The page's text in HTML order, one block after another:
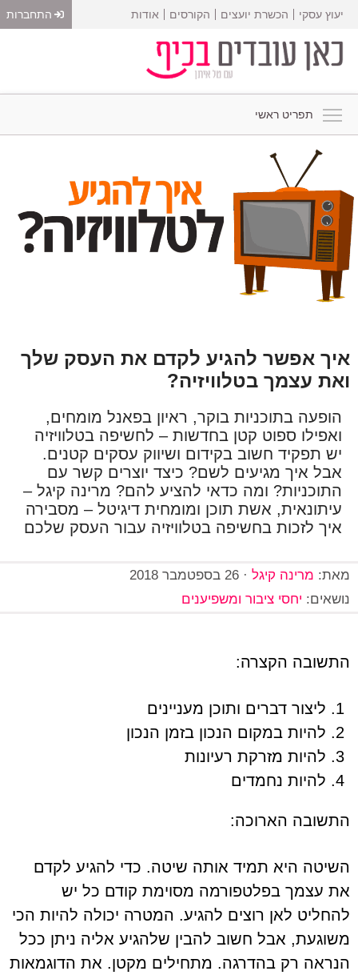
יעוץ עסקי הכשרת יועצים הקורסים אודות התחברות
תפריט ראשי
איך אפשר להגיע לקדם את העסק שלך
ואת עצמך בטלוויזיה?
הופעה בתוכניות בוקר, ראיון בפאנל מומחים,
ואפילו ספוט קטן בחדשות – לחשיפה בטלוויזיה
יש תפקיד חשוב בקידום ושיווק עסקים קטנים.
אבל איך מגיעים לשם? כיצד יוצרים קשר עם
התוכניות? ומה כדאי להציע להם? מרינה קיגל –
עיתונאית, אשת תוכן ומומחית דיגיטל – מסבירה
איך לזכות בחשיפה בטלוויזיה עבור העסק שלכם
מאת: מרינה קיגל· 26 בספטמבר 2018
נושאים: יחסי ציבור ומשפיענים
התשובה הקצרה:
ליצור דברים ותוכן מעניינים
להיות במקום הנכון בזמן הנכון
להיות מזרקת רעיונות
להיות נחמדים
התשובה הארוכה:
השיטה היא תמיד אותה שיטה. כדי להגיע לקדם
את עצמך בפלטפורמה מסוימת קודם כל יש
להחליט לאן רוצים להגיע. המטרה יכולה להיות הכי
משוגעת, אבל חשוב להבין שלהגיע אליה ניתן ככל
הנראה רק בהדרגה. מתחילים מקטן. את הדוגמאות